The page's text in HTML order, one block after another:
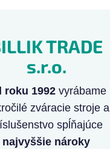
TRADE
s.r.o.
roku 1992vyrábame
zváracie stroje a
spĺňajúce
najvyššie nároky